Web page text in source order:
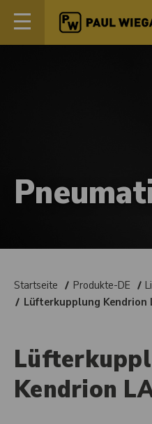
Startseite Produkte-DE
Lüfterkupplung Kendrion
Kendrion